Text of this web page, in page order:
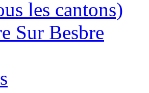
les cantons)
Sur Besbre